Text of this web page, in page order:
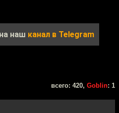
наш канал в Telegram
всего: 420, Goblin: 1